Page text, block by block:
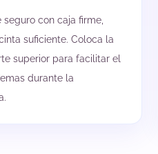
con caja firme,
suficiente. Coloca la
superior para facilitar el
durante la